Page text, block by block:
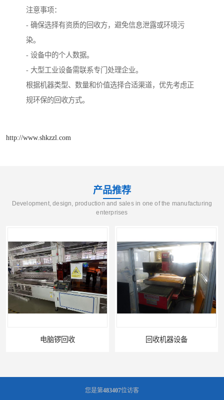
注意事项：
- 确保选择有资质的回收方，避免信息泄露或环境污
染。
- 设备中的个人数据。
- 大型工业设备需联系专门处理企业。
根据机器类型、数量和价值选择合适渠道，优先考虑正
规环保的回收方式。
http://www.shkzzl.com
产品推荐
Development, design, production and sales in one of the manufacturing
enterprises
电脑锣回收 回收机器设备
您是第483407位访客